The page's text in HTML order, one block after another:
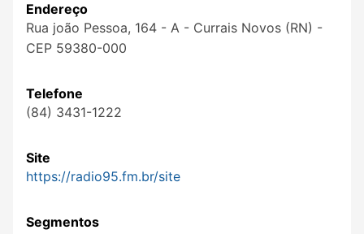
Endereço
Rua joão Pessoa, 164 - A - Currais Novos (RN) -
CEP 59380-000
Telefone
(84) 3431-1222
Site
https://radio95.fm.br/site
Segmentos